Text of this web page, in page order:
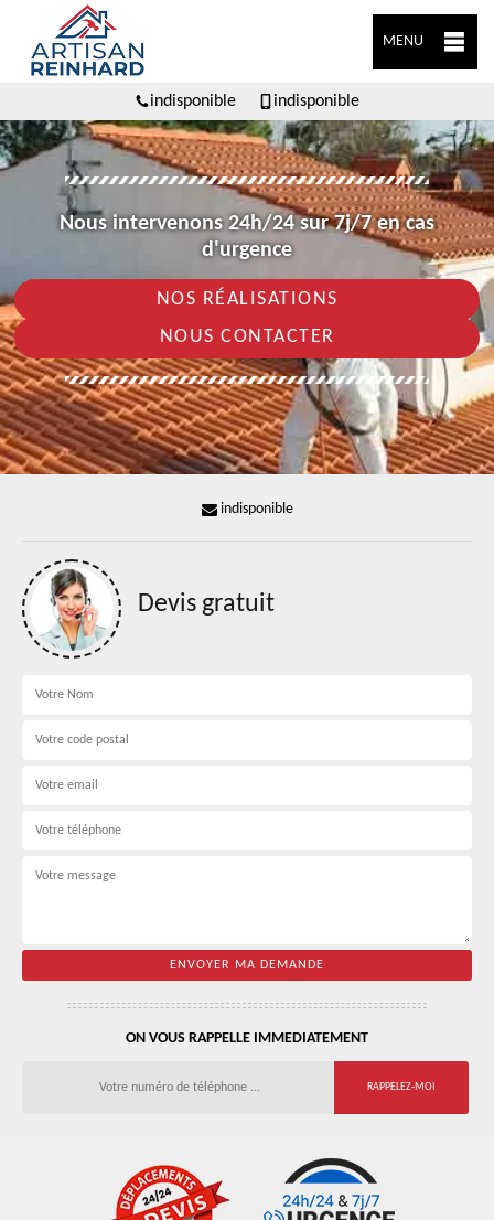
MENU
indisponible indisponible
Nous intervenons 24h/24 sur 7j/7 en cas
d'urgence
NOS RÉALISATIONS
NOUS CONTACTER
indisponible
Devis gratuit
ON VOUS RAPPELLE IMMEDIATEMENT